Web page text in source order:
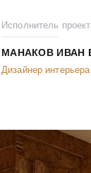
Исполнитель
МАНАКОВ ИВАН
Дизайнер интерьера